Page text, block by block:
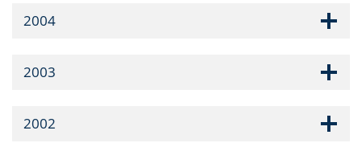
2004
2003
2002